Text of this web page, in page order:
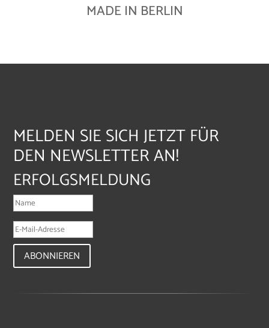
MADE IN BERLIN
MELDEN SIE SICH JETZT FÜR
DEN NEWSLETTER AN!
ERFOLGSMELDUNG
ABONNIEREN